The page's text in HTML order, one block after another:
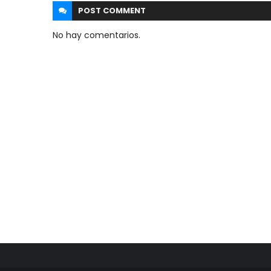
POST COMMENT
No hay comentarios.